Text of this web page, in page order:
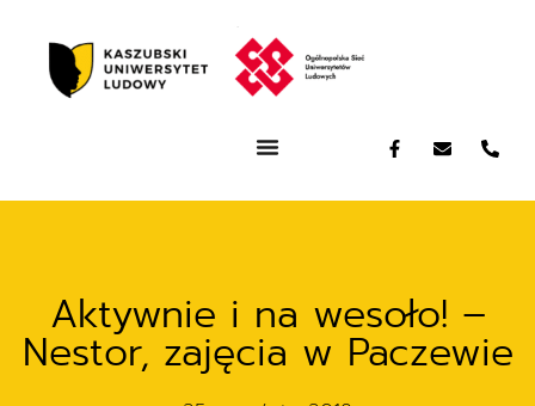
Aktywnie i na wesoło! –
Nestor, zajęcia w Paczewie